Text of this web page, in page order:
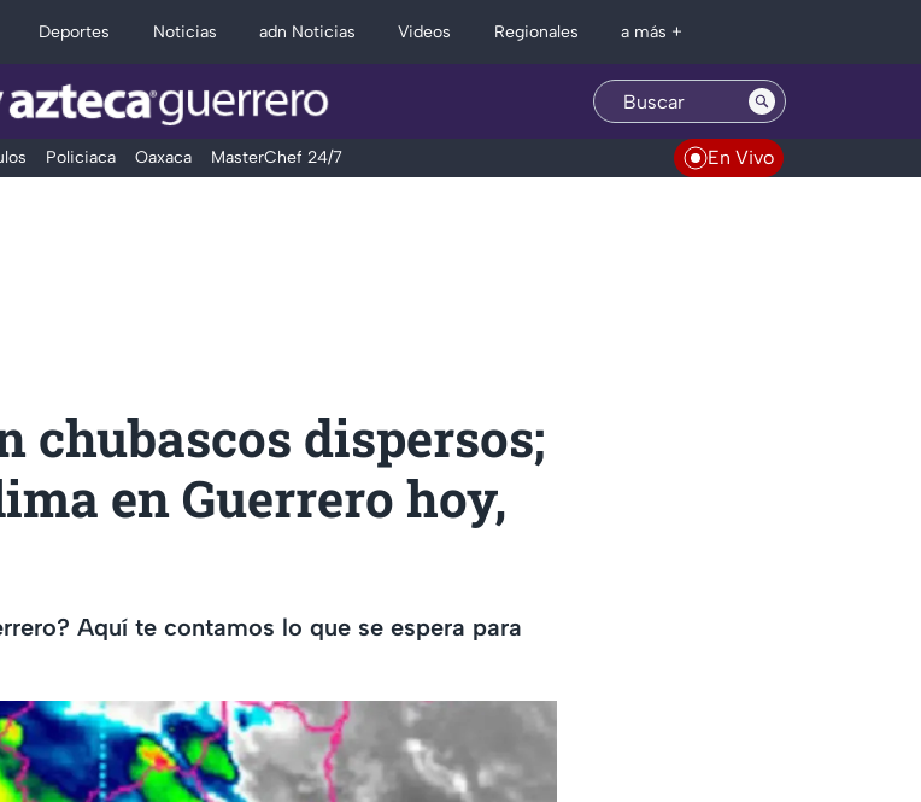
Deportes Noticias adn Noticias Videos Regionales a más +
Policiaca Oaxaca MasterChef 24/7 En Vivo
chubascos dispersos;
en Guerrero hoy,
Aquí te contamos lo que se espera para